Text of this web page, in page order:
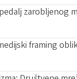
zarobljenog
framing